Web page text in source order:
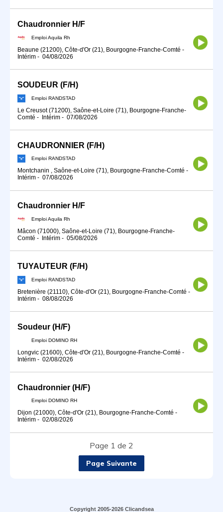
Chaudronnier H/F
Emploi Aquila Rh
Beaune (21200), Côte-d'Or (21), Bourgogne-Franche-Comté -
Intérim - 04/08/2026
SOUDEUR (F/H)
Emploi RANDSTAD
Le Creusot (71200), Saône-et-Loire (71), Bourgogne-Franche-
Comté - Intérim - 07/08/2026
CHAUDRONNIER (F/H)
Emploi RANDSTAD
Montchanin , Saône-et-Loire (71), Bourgogne-Franche-Comté -
Intérim - 07/08/2026
Chaudronnier H/F
Emploi Aquila Rh
Mâcon (71000), Saône-et-Loire (71), Bourgogne-Franche-
Comté - Intérim - 05/08/2026
TUYAUTEUR (F/H)
Emploi RANDSTAD
Bretenière (21110), Côte-d'Or (21), Bourgogne-Franche-Comté -
Intérim - 08/08/2026
Soudeur (H/F)
Emploi DOMINO RH
Longvic (21600), Côte-d'Or (21), Bourgogne-Franche-Comté -
Intérim - 02/08/2026
Chaudronnier (H/F)
Emploi DOMINO RH
Dijon (21000), Côte-d'Or (21), Bourgogne-Franche-Comté -
Intérim - 02/08/2026
Page 1 de 2
Page Suivante
Copyright 2005-2026 Clicandsea